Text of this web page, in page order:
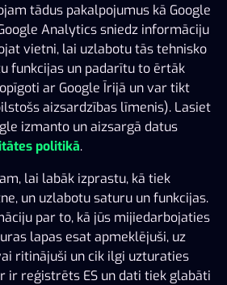
of Waka Waka100 Extra Crown 6
tādus pakalpojumus kā Google
Analytics sniedz informāciju
vietni, lai uzlabotu tās tehnisko
funkcijas un padarītu to ērtāk
ar Google Īrijā un var tikt
aizsardzības līmenis). Lasiet
izmanto un aizsargā datus
politikā.
lai labāk izprastu, kā tiek
un uzlabotu saturu un funkcijas.
par to, kā jūs mijiedarbojaties
lapas esat apmeklējuši, uz
ritinājuši un cik ilgi uzturaties
ir reģistrēts ES un dati tiek glabāti